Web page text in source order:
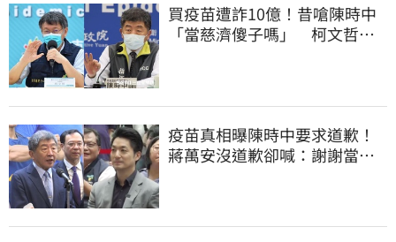
買疫苗遭詐10億！昔嗆陳時中
「當慈濟傻子嗎」 柯文哲遭
疫苗真相曝陳時中要求道歉！
蔣萬安沒道歉卻喊：謝謝當時